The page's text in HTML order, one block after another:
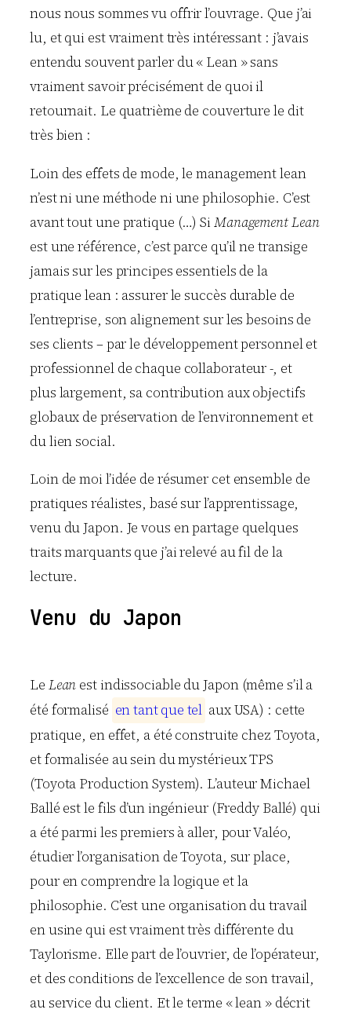
nous nous sommes vu offrir l’ouvrage. Que j’ai
lu, et qui est vraiment très intéressant : j’avais
entendu souvent parler du « Lean » sans
vraiment savoir précisément de quoi il
retournait. Le quatrième de couverture le dit
très bien :
Loin des effets de mode, le management lean
n’est ni une méthode ni une philosophie. C’est
avant tout une pratique (…) SiManagement Lean
est une référence, c’est parce qu’il ne transige
jamais sur les principes essentiels de la
pratique lean : assurer le succès durable de
l’entreprise, son alignement sur les besoins de
ses clients – par le développement personnel et
professionnel de chaque collaborateur -, et
plus largement, sa contribution aux objectifs
globaux de préservation de l’environnement et
du lien social.
Loin de moi l’idée de résumer cet ensemble de
pratiques réalistes, basé sur l’apprentissage,
venu du Japon. Je vous en partage quelques
traits marquants que j’ai relevé au fil de la
lecture.
Venu du Japon
Le Lean est indissociable du Japon (même s’il a
été formalisé entantque tel aux USA) : cette
pratique, en effet, a été construite chez Toyota,
et formalisée au sein du mystérieux TPS
(Toyota Production System). L’auteur Michael
Ballé est le fils d’un ingénieur (Freddy Ballé) qui
a été parmi les premiers à aller, pour Valéo,
étudier l’organisation de Toyota, sur place,
pour en comprendre la logique et la
philosophie. C’est une organisation du travail
en usine qui est vraiment très différente du
Taylorisme. Elle part de l’ouvrier, de l’opérateur,
et des conditions de l’excellence de son travail,
au service du client. Et le terme « lean » décrit